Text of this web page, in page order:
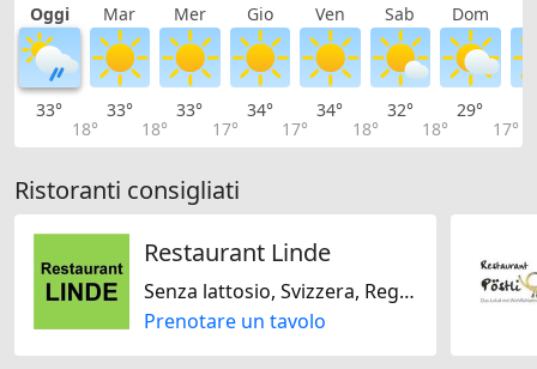
Oggi Mar Mer Gio Ven Sab Dom
33°
18°
33°
18°
33°
17°
34°
17°
34°
18°
32°
18°
29°
17°
Ristoranti consigliati
Restaurant Linde
Senza lattosio, Svizzera, Regionale, Stagionale
Prenotare un tavolo